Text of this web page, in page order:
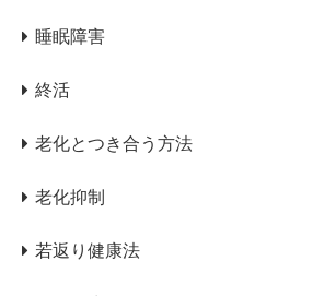
睡眠障害
終活
老化とつき合う方法
老化抑制
若返り健康法